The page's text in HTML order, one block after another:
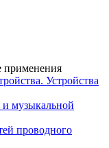
применения
Устройства
музыкальной
проводного